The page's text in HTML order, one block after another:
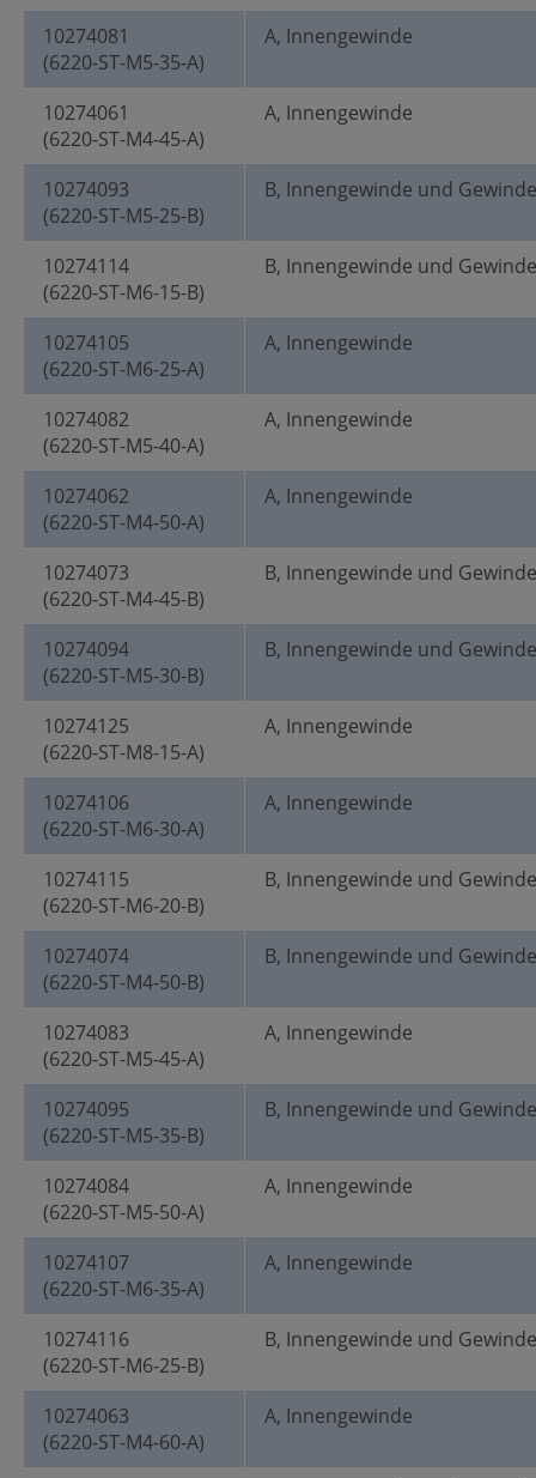
10274081
(6220-ST-M5-35-A)
A, Innengewinde
10274061
(6220-ST-M4-45-A)
A, Innengewinde
10274093
(6220-ST-M5-25-B)
B, Innengewinde und
10274114
(6220-ST-M6-15-B)
B, Innengewinde und
10274105
(6220-ST-M6-25-A)
A, Innengewinde
10274082
(6220-ST-M5-40-A)
A, Innengewinde
10274062
(6220-ST-M4-50-A)
A, Innengewinde
10274073
(6220-ST-M4-45-B)
B, Innengewinde und
10274094
(6220-ST-M5-30-B)
B, Innengewinde und
10274125
(6220-ST-M8-15-A)
A, Innengewinde
10274106
(6220-ST-M6-30-A)
A, Innengewinde
10274115
(6220-ST-M6-20-B)
B, Innengewinde und
10274074
(6220-ST-M4-50-B)
B, Innengewinde und
10274083
(6220-ST-M5-45-A)
A, Innengewinde
10274095
(6220-ST-M5-35-B)
B, Innengewinde und
10274084
(6220-ST-M5-50-A)
A, Innengewinde
10274107
(6220-ST-M6-35-A)
A, Innengewinde
10274116
(6220-ST-M6-25-B)
B, Innengewinde und
10274063
(6220-ST-M4-60-A)
A, Innengewinde